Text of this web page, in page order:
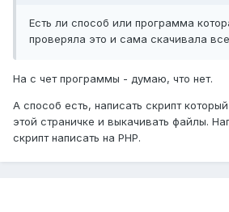
Есть ли способ или программа
проверяла это и сама скачивала
На с чет программы - думаю, что нет.
А способ есть, написать скрипт
этой страничке и выкачивать файлы.
скрипт написать на PHP.